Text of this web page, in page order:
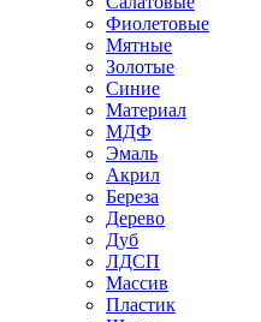
Фиолетовые
Мятные
Золотые
Синие
Материал
МДФ
Эмаль
Акрил
Береза
Дерево
Дуб
ЛДСП
Массив
Пластик